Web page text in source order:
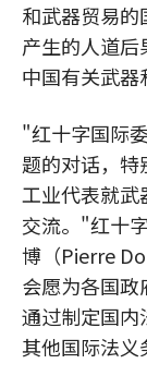
和武器贸易
产生的人道
中国有关武器
"红十字国际
题的对话，特
工业代表就武
交流。"红十
博（Pierre
会愿为各国
通过制定国内
其他国际法义